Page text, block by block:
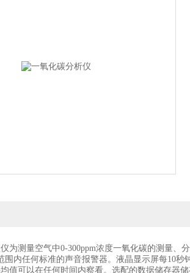
为测量空气中0-300ppm浓度一氧化碳的测量、
围内任何标准的声音报警器。液晶显示屏每10
值可以在任何时间内察看。选配的数据储存器